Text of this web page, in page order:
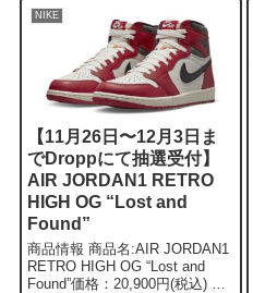
NIKE
【11月26日〜12月3日ま
でDroppにて抽選受付】
AIR JORDAN1 RETRO
HIGH OG “Lost and
Found”
商品情報 商品名:AIR JORDAN1
RETRO HIGH OG “Lost and
Found”価格：20,900円(税込) 概